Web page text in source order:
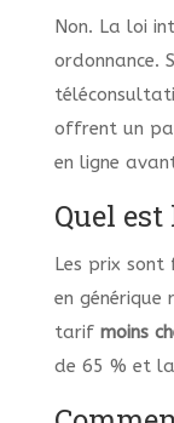
Non. La loi
ordonnance.
offrent un
en ligne
Quel est
Les prix sont
en
tarif moins
de 65 % et